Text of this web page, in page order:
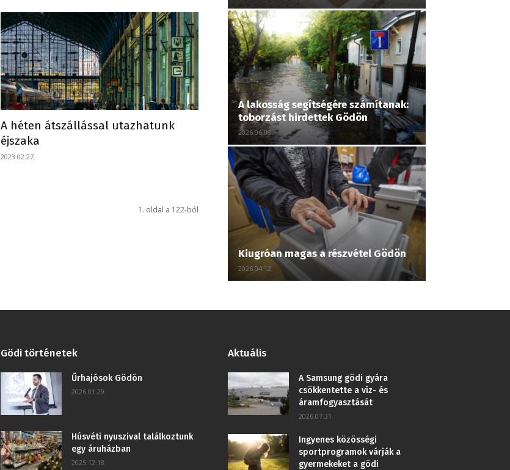
A héten átszállással utazhatunk
éjszaka
2023.02.27.
1. oldal a 122-ból
A lakosság segítségére számítanak:
toborzást hirdettek Gödön
2026.06.08.
Kiugróan magas a részvétel Gödön
2026.04.12.
Gödi történetek
Űrhajósok Gödön
2026.01.29.
Húsvéti nyuszival találkoztunk
egy áruházban
2025.12.18.
Aktuális
A Samsung gödi gyára
csökkentette a víz- és
áramfogyasztását
2026.07.31.
Ingyenes közösségi
sportprogramok várják a
gyermekeket a gödi